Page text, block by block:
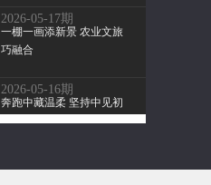
2026-05-17期
一棚一画添新景 农业文旅
巧融合
2026-05-16期
奔跑中藏温柔 坚持中见初
心
匠心筑梦践初心 实干笃行